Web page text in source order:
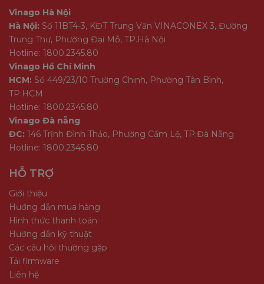
Vinago Hà Nội
Hà Nội: Số 11BT4-3, KĐT Trung Văn VINACONEX 3, Đường
Trung Thư, Phường Đại Mỗ, TP.Hà Nội
Hotline: 1800.2345.80
Vinago Hồ Chí Minh
HCM: Số 449/23/10 Trường Chinh, Phường Tân Bình,
TP.HCM
Hotline: 1800.2345.80
Vinago Đà nẵng
ĐC: 146 Trịnh Đình Thảo, Phường Cẩm Lệ, TP.Đà Nẵng
Hotline: 1800.2345.80
HỖ TRỢ
Giới thiệu
Hướng dẫn mua hàng
Hình thức thanh toán
Hướng dẫn kỹ thuật
Các câu hỏi thường gặp
Tải firmware
Liên hệ